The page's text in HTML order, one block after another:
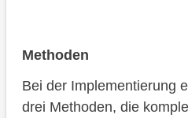
Methoden
Bei der Implementierung
drei Methoden, die